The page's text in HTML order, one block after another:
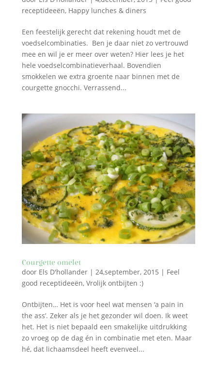
receptideeën, Happy lunches & diners
Een feestelijk gerecht dat rekening houdt met de
voedselcombinaties. Ben je daar niet zo vertrouwd
mee en wil je er meer over weten? Hier lees je het
hele voedselcombinatieverhaal. Bovendien
smokkelen we extra groente naar binnen met de
courgette gnocchi. Verrassend...
Courgette omelet
door Els D'hollander| 24,september, 2015 | Feel
good receptideeën, Vrolijk ontbijten :)
Ontbijten… Het is voor heel wat mensen ‘a pain in
the ass’. Zeker als je het gezonder wil doen. Ik weet
het. Het is niet bepaald een smakelijke uitdrukking
zo vroeg op de dag én in combinatie met eten. Maar
hé, dat lichaamsdeel heeft evenveel...